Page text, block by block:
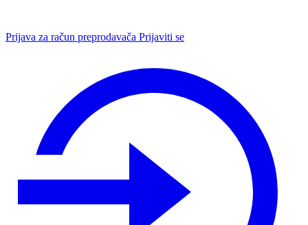
Prijava za račun preprodavača Prijaviti se